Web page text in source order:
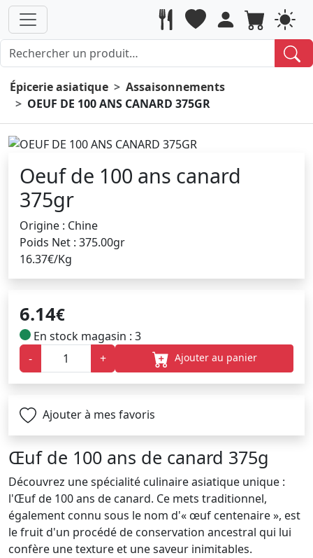
Épicerie asiatique
Assaisonnements
OEUF DE 100 ANS CANARD 375GR
Oeuf de 100 ans canard
375gr
Origine : Chine
Poids Net : 375.00gr
16.37€/Kg
6.14€
En stock magasin : 3
-
+ Ajouter au panier
Ajouter à mes favoris
Œuf de 100 ans de canard 375g
Découvrez une spécialité culinaire asiatique unique :
l'Œuf de 100 ans de canard. Ce mets traditionnel,
également connu sous le nom d'« œuf centenaire », est
le fruit d'un procédé de conservation ancestral qui lui
confère une texture et une saveur inimitables.